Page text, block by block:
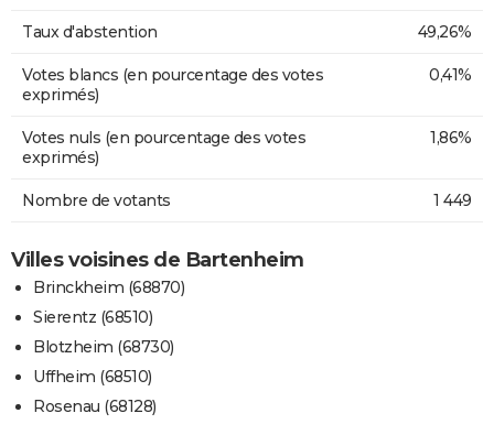
Taux d'abstention 49,26%
Votes blancs (en pourcentage des votes
exprimés)
0,41%
Votes nuls (en pourcentage des votes
exprimés)
1,86%
Nombre de votants 1 449
Villes voisines de Bartenheim
Brinckheim (68870)
Sierentz (68510)
Blotzheim (68730)
Uffheim (68510)
Rosenau (68128)